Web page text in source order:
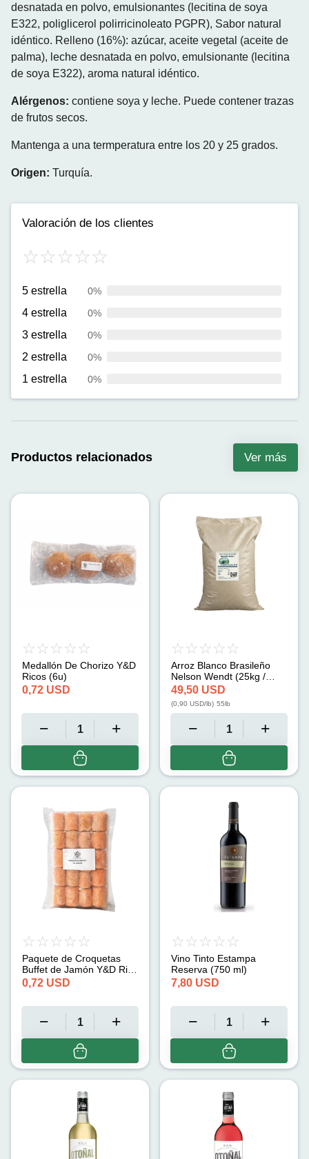
desnatada en polvo, emulsionantes (lecitina de soya
E322, poliglicerol polirricinoleato PGPR), Sabor natural
idéntico. Relleno (16%): azúcar, aceite vegetal (aceite de
palma), leche desnatada en polvo, emulsionante (lecitina
de soya E322), aroma natural idéntico.
Alérgenos: contiene soya y leche. Puede contener trazas
de frutos secos.
Mantenga a una termperatura entre los 20 y 25 grados.
Origen: Turquía.
Valoración de los clientes
5 estrella 0%
4 estrella 0%
3 estrella 0%
2 estrella 0%
1 estrella 0%
Productos relacionados Ver más
Medallón De Chorizo Y&D
Ricos (6u)
0,72 USD
Arroz Blanco Brasileño
Nelson Wendt (25kg /
55lb)
49,50 USD
(0,90 USD/lb) 55lb
Paquete de Croquetas
Buffet de Jamón Y&D Rico
(20 u)
0,72 USD
Vino Tinto Estampa
Reserva (750 ml)
7,80 USD